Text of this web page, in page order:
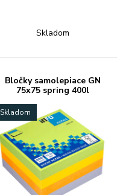
Skladom
Bločky samolepiace GN
75x75 spring 400l
Skladom